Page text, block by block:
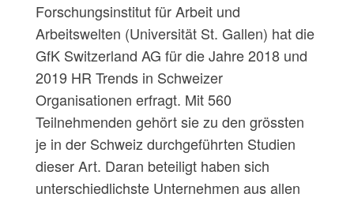
Forschungsinstitut für Arbeit und
Arbeitswelten (Universität St. Gallen) hat die
GfK Switzerland AG für die Jahre 2018 und
2019 HR Trends in Schweizer
Organisationen erfragt. Mit 560
Teilnehmenden gehört sie zu den grössten
je in der Schweiz durchgeführten Studien
dieser Art. Daran beteiligt haben sich
unterschiedlichste Unternehmen aus allen